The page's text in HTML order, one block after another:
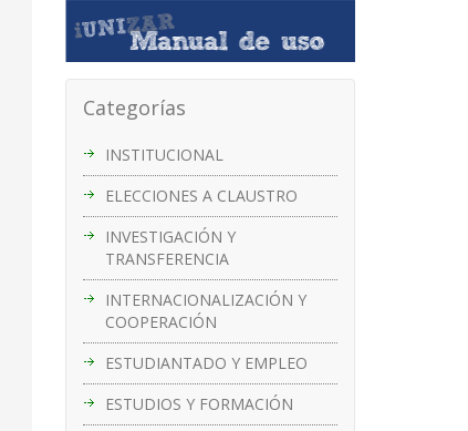
Categorías
INSTITUCIONAL
ELECCIONES A CLAUSTRO
INVESTIGACIÓN Y
TRANSFERENCIA
INTERNACIONALIZACIÓN Y
COOPERACIÓN
ESTUDIANTADO Y EMPLEO
ESTUDIOS Y FORMACIÓN